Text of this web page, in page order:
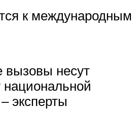
к международным
вызовы несут
национальной
эксперты